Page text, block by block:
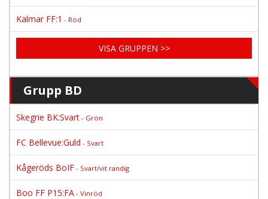
Kalmar FF:1 - Röd
VISA GRUPPEN >>
Grupp BD
Skegrie BK:Svart - Grön
FC Bellevue:Guld - Svart
Kågeröds BoIF - Svart/vit randig
Boo FF P15:FA - Vinröd